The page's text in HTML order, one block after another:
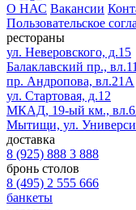
О НАС Вакансии
Пользовательское
рестораны
ул. Неверовского, д.15
Балаклавский пр.,
пр. Андропова, вл.21А
ул. Стартовая, д.12
МКАД, 19-ый км.,
Мытищи, ул.
доставка
8 (925) 888 3 888
бронь столов
8 (495) 2 555 666
банкеты